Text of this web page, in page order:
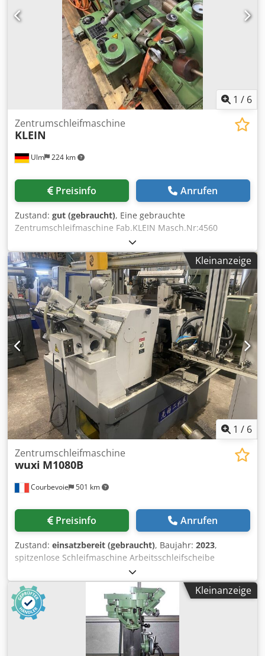
Kegelwinkel Zentrierbohrung: 60° Max.
Zentrierbohrungsdurchmesser: 50 mm Min.
Kernlochdurchmesser: 2 mm Gewicht: 460 kg
Abmessungen: 850 x 750 x 1850 mm Zustand: Gebraucht,
Gut Für die Richtigkeit, Vollständigkeit und Aktualität der
Angaben wird keine Gewähr übernommen.
1 / 6
Ulm 224 km
Zentrumschleifmaschine
KLEIN
Preisinfo Anrufen
Zustand: gut (gebraucht), Eine gebrauchte
Zentrumschleifmaschine Fab.KLEIN Masch.Nr:4560
Kleinanzeige
1 / 6
Courbevoie 501 km
Zentrumschleifmaschine
wuxi M1080B
Preisinfo Anrufen
Zustand: einsatzbereit (gebraucht), Baujahr: 2023,
spitzenlose Schleifmaschine Arbeitsschleifscheibe
500X150X305MM Crodezbb Anspfx Ab Ejf
Kontrollschleifscheibe 300X150X127mm Durchmesser
Kapazität 5-80MM Gewicht 3650KG
Kleinanzeige